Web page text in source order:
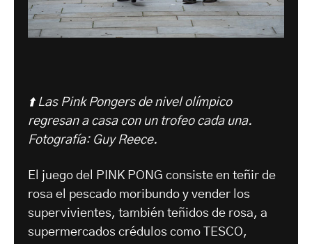
⬆️ Las Pink Pongers de nivel olímpico
regresan a casa con un trofeo cada una.
Fotografía: Guy Reece.
El juego del PINK PONG consiste en teñir de
rosa el pescado moribundo y vender los
supervivientes, también teñidos de rosa, a
supermercados crédulos como TESCO,